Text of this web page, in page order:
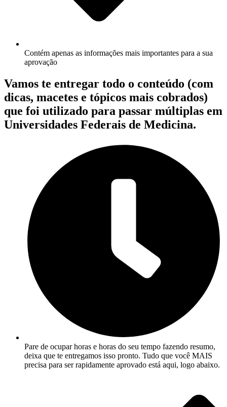
Contém apenas as informações mais importantes para a sua
aprovação
Vamos te entregar todo o conteúdo (com
dicas, macetes e tópicos mais cobrados)
que foi utilizado para passar múltiplas em
Universidades Federais de Medicina.
Pare de ocupar horas e horas do seu tempo fazendo resumo,
deixa que te entregamos isso pronto. Tudo que você MAIS
precisa para ser rapidamente aprovado está aqui, logo abaixo.